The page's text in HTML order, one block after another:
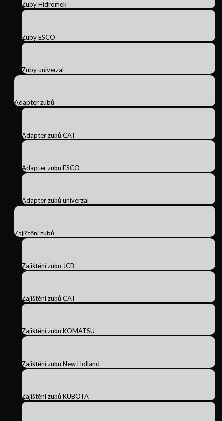
Zuby Hidromek
Zuby ESCO
Zuby univerzal
Adapter zubů
Adapter zubů CAT
Adapter zubů ESCO
Adapter zubů univerzal
Zajištění zubů
Zajištění zubů JCB
Zajištění zubů CAT
Zajištění zubů KOMATSU
Zajištění zubů New Holland
Zajištění zubů KUBOTA